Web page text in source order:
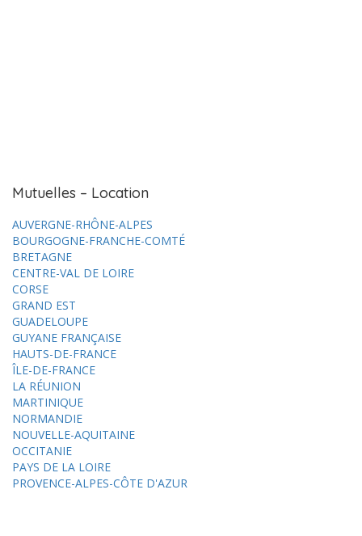
Mutuelles – Location
AUVERGNE-RHÔNE-ALPES
BOURGOGNE-FRANCHE-COMTÉ
BRETAGNE
CENTRE-VAL DE LOIRE
CORSE
GRAND EST
GUADELOUPE
GUYANE FRANÇAISE
HAUTS-DE-FRANCE
ÎLE-DE-FRANCE
LA RÉUNION
MARTINIQUE
NORMANDIE
NOUVELLE-AQUITAINE
OCCITANIE
PAYS DE LA LOIRE
PROVENCE-ALPES-CÔTE D'AZUR